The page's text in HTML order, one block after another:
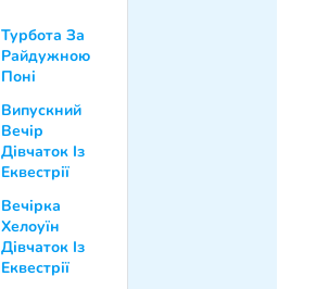
Турбота За
Райдужною
Поні
Випускний
Вечір
Дівчаток Із
Еквестрії
Вечірка
Хелоуїн
Дівчаток Із
Еквестрії